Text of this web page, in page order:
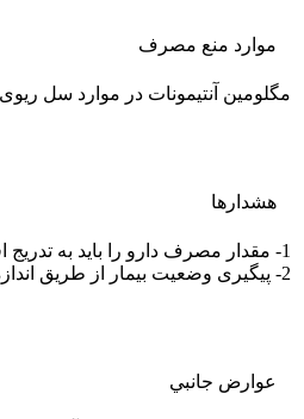
موارد منع مصرف
مگلومین آنتیمونات در موارد سل
هشدارها
1- مقدار مصرف دارو را باید به تدریج افزایش داد. در صورت بروز علایم عدم تحمل آنتیموان یا مسمومیت با آن باید مقدار مصرف دارو را کاهش داد یا مصرف آن را قطع کرد.
2- پیگیری وضعیت بیمار از طریق اندازه گیری کلیرانس کرآتینین و وجود پروتئین در ادرار و نیز بررسی الکتروکاردیوگرام در طول درمان با این دارو توصیه می شود.
عوارض جانبي